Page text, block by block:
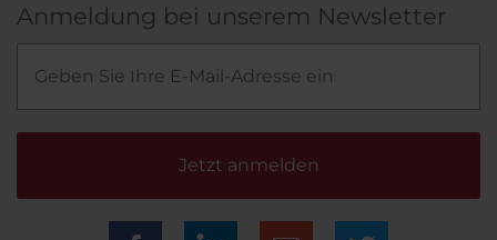
Anmeldung bei unserem Newsletter
Jetzt anmelden